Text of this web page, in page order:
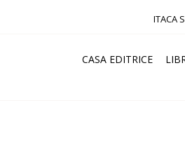
ITACA
CASA EDITRICE